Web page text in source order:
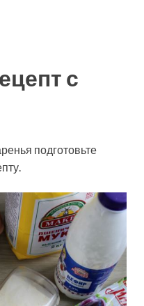
с
подготовьте